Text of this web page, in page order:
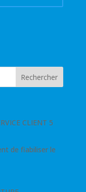
CLIENT 5
de fiabiliser le